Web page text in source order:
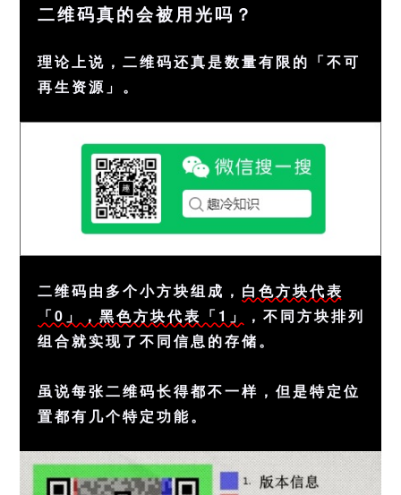
二维码真的会被用光吗？
理论上说，二维码还真是数量有限的「不可
再生资源」。
二维码由多个小方块组成， 白色方块代表
「0」，黑色方块代表「1」
，不同方块排列
组合就实现了不同信息的存储。
虽说每张二维码长得都不一样，但是特定位
置都有几个特定功能。